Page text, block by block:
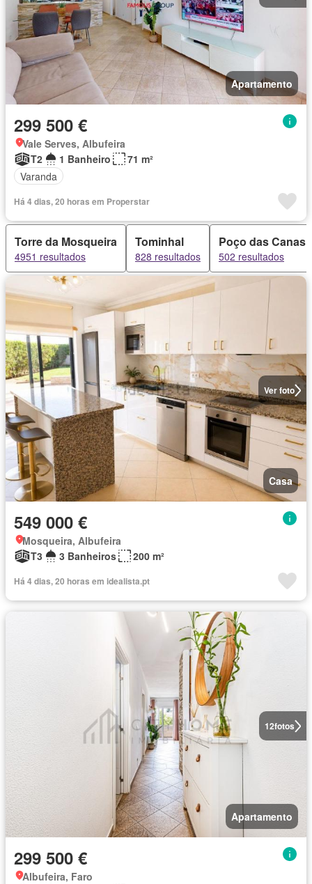
Apartamento
299 500 €
Vale Serves, Albufeira
T2
1 Banheiro
71 m²
Varanda
Há 4 dias, 20 horas em Properstar
Torre da Mosqueira
4951 resultados
Tominhal
828 resultados
Poço das Canas
502 resultados
Ver foto
Casa
549 000 €
Mosqueira, Albufeira
T3
3 Banheiros 200 m²
Há 4 dias, 20 horas em idealista.pt
12fotos
Apartamento
299 500 €
Albufeira, Faro